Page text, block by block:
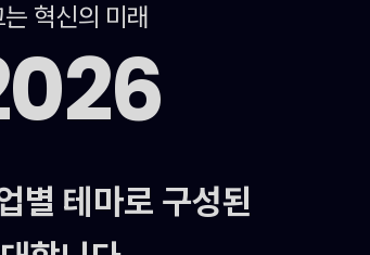
혁신의 미래
별 테마로 구성된